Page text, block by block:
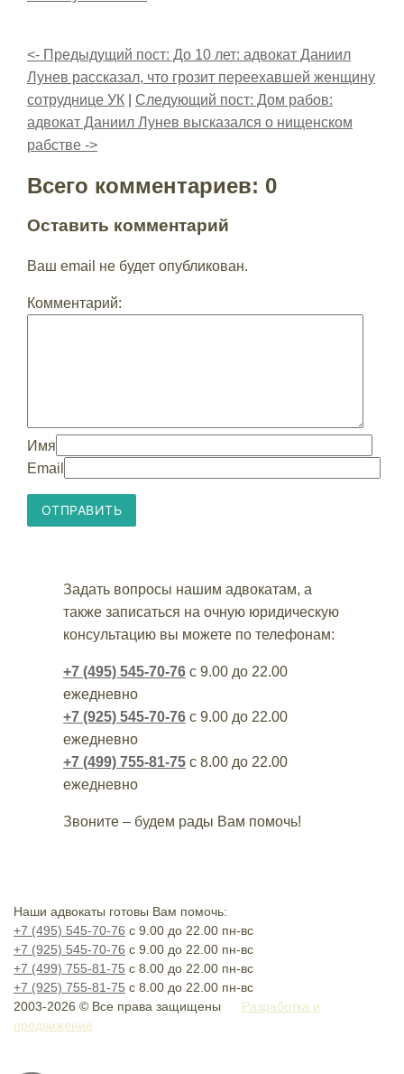
<- Предыдущий пост: До 10 лет: адвокат Даниил
Лунев рассказал, что грозит переехавшей женщину
сотруднице УК| Следующий пост: Дом рабов:
адвокат Даниил Лунев высказался о нищенском
рабстве ->
Всего комментариев: 0
Оставить комментарий
Ваш email не будет опубликован.
Комментарий:
Имя
Email
Задать вопросы нашим адвокатам, а
также записаться на очную юридическую
консультацию вы можете по телефонам:
+7 (495) 545-70-76с 9.00 до 22.00
ежедневно
+7 (925) 545-70-76с 9.00 до 22.00
ежедневно
+7 (499) 755-81-75с 8.00 до 22.00
ежедневно
Звоните – будем рады Вам помочь!
Наши адвокаты готовы Вам помочь:
+7 (495) 545-70-76 с 9.00 до 22.00 пн-вс
+7 (925) 545-70-76 с 9.00 до 22.00 пн-вс
+7 (499) 755-81-75 с 8.00 до 22.00 пн-вс
+7 (925) 755-81-75 с 8.00 до 22.00 пн-вс
2003-2026 © Все права защищены
Разработка и
продвижение